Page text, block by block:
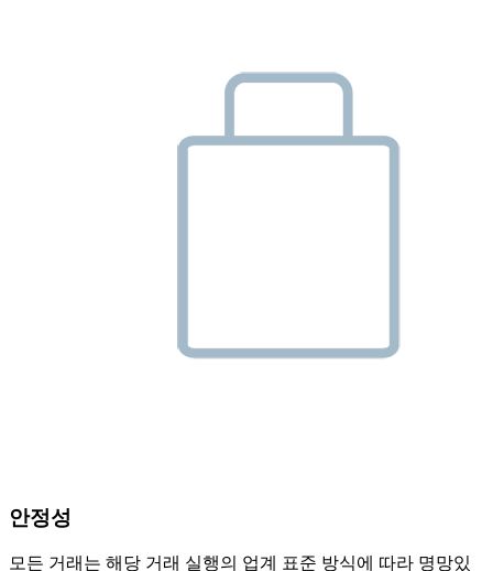
안정성
모든 거래는 해당 거래 실행의 업계 표준 방식에 따라 명망있